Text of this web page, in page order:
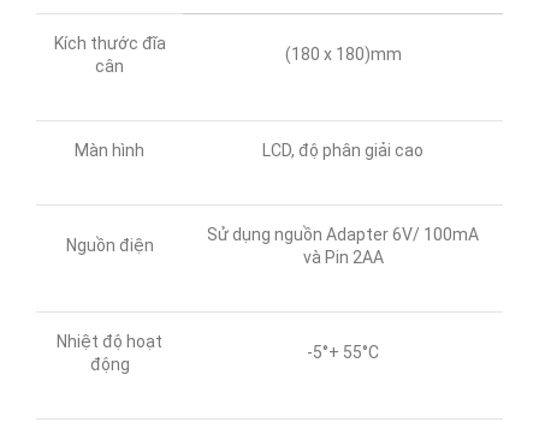
Kích thước đĩa
cân
(180 x 180)mm
Màn hình LCD, độ phân giải cao
Nguồn điện
Sử dụng nguồn Adapter 6V/ 100mA
và Pin 2AA
Nhiệt độ hoạt
động
-5°+ 55°C